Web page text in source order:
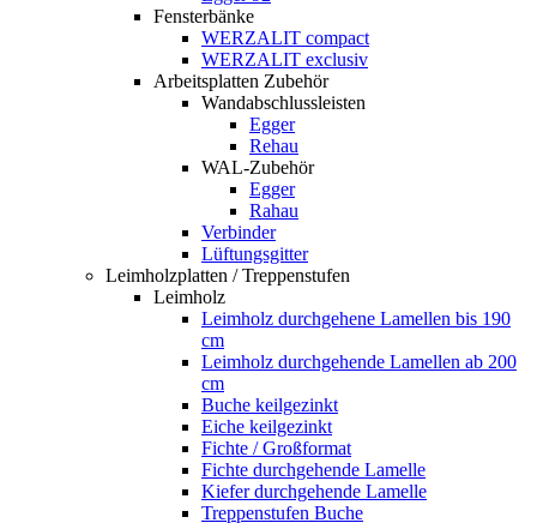
Fensterbänke
WERZALIT compact
WERZALIT exclusiv
Arbeitsplatten Zubehör
Wandabschlussleisten
Egger
Rehau
WAL-Zubehör
Egger
Rahau
Verbinder
Lüftungsgitter
Leimholzplatten / Treppenstufen
Leimholz
Leimholz durchgehene Lamellen bis 190
cm
Leimholz durchgehende Lamellen ab 200
cm
Buche keilgezinkt
Eiche keilgezinkt
Fichte / Großformat
Fichte durchgehende Lamelle
Kiefer durchgehende Lamelle
Treppenstufen Buche